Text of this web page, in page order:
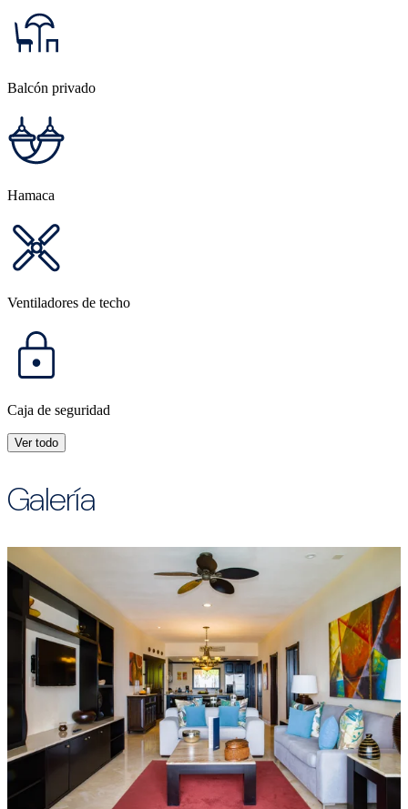
Balcón privado
Hamaca
Ventiladores de techo
Caja de seguridad
Ver todo
Galería